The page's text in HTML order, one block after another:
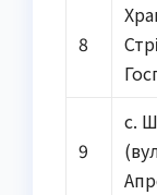
8
9
с.